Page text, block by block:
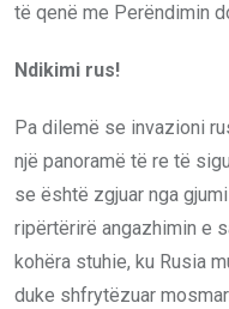
të qenë me Perëndimin
Ndikimi rus!
Pa dilemë se invazioni
një panoramë të re të
se është zgjuar nga
ripërtërirë angazhimin e
kohëra stuhie, ku Rusia
duke shfrytëzuar